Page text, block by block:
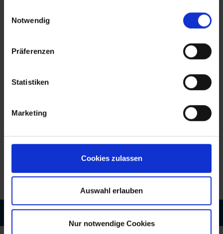
Notwendig
Präferenzen
Statistiken
Marketing
Cookies zulassen
Auswahl erlauben
Nur notwendige Cookies